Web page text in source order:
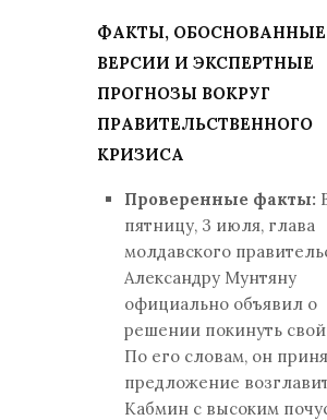
ФАКТЫ, ОБОСНОВАННЫЕ
ВЕРСИИ И ЭКСПЕРТНЫЕ
ПРОГНОЗЫ ВОКРУГ
ПРАВИТЕЛЬСТВЕННОГО
КРИЗИСА
Проверенные факты:
пятницу, 3 июля, глава
молдавского
Александру Мунтяну
официально объявил о
решении покинуть свой
По его словам, он
предложение
Кабмин с высоким